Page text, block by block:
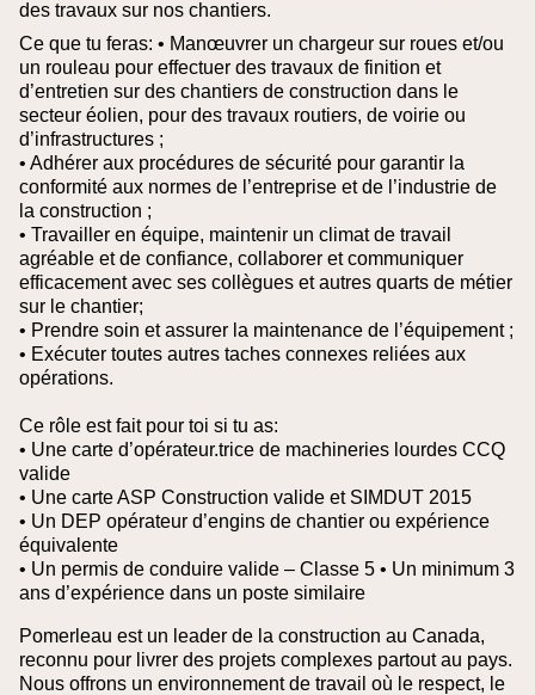
des travaux sur nos chantiers.
Ce que tu feras: • Manœuvrer un chargeur sur roues et/ou
un rouleau pour effectuer des travaux de finition et
d’entretien sur des chantiers de construction dans le
secteur éolien, pour des travaux routiers, de voirie ou
d’infrastructures ;
• Adhérer aux procédures de sécurité pour garantir la
conformité aux normes de l’entreprise et de l’industrie de
la construction ;
• Travailler en équipe, maintenir un climat de travail
agréable et de confiance, collaborer et communiquer
efficacement avec ses collègues et autres quarts de métier
sur le chantier;
• Prendre soin et assurer la maintenance de l’équipement ;
• Exécuter toutes autres taches connexes reliées aux
opérations.
Ce rôle est fait pour toi si tu as:
• Une carte d’opérateur.trice de machineries lourdes CCQ
valide
• Une carte ASP Construction valide et SIMDUT 2015
• Un DEP opérateur d’engins de chantier ou expérience
équivalente
• Un permis de conduire valide – Classe 5 • Un minimum 3
ans d’expérience dans un poste similaire
Pomerleau est un leader de la construction au Canada,
reconnu pour livrer des projets complexes partout au pays.
Nous offrons un environnement de travail où le respect, le